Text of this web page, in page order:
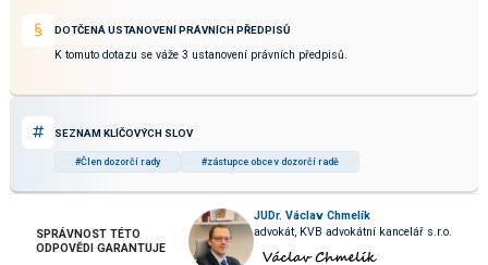
DOTČENÁ USTANOVENÍ PRÁVNÍCH PŘEDPISŮ
K tomuto dotazu se váže 3 ustanovení právních předpisů.
SEZNAM KLÍČOVÝCH SLOV
#Člen dozorčí rady #zástupce obce v dozorčí radě
SPRÁVNOST TÉTO
ODPOVĚDI GARANTUJE
JUDr. Václav Chmelík
advokát, KVB advokátní kancelář s.r.o.